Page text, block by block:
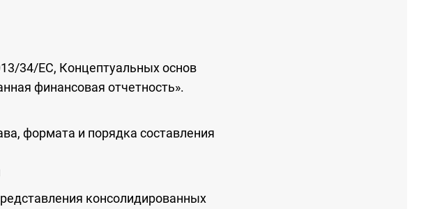
34/ЕС, Концептуальных основ
финансовая отчетность».
формата и порядка составления
консолидированных